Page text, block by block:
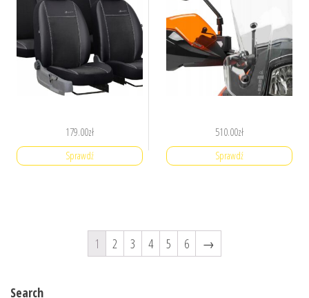
179.00zł
Sprawdź
510.00zł
Sprawdź
1 2 3 4 5 6 →
Search